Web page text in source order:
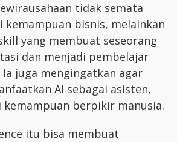
tidak semata
kemampuan bisnis, melainkan
yang membuat seseorang
dan menjadi pembelajar
juga mengingatkan agar
AI sebagai asisten,
berpikir manusia.
itu bisa membuat